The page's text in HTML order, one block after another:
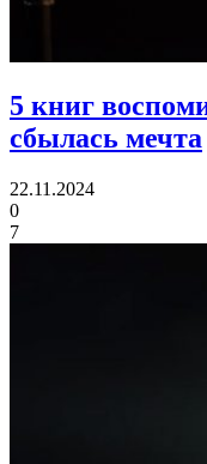
5 книг
сбылась мечта
22.11.2024
0
7